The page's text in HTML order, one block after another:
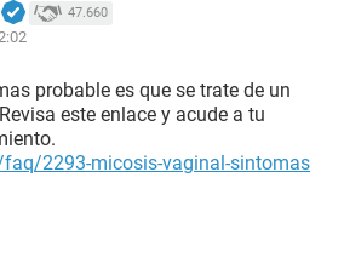
47.660
probable es que se trate de un
este enlace y acude a tu
2293-micosis-vaginal-sintomas